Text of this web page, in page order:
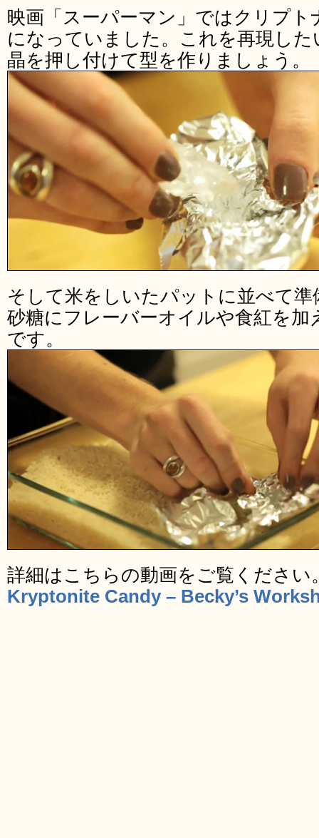
映画「スーパーマン」ではクリプ
になっていました。これを再現し
晶を押し付けて型を作りましょう。
そして米をしいたパットに並べて
砂糖にフレーバーオイルや食紅を
です。
詳細はこちらの動画をご覧ください
Kryptonite Candy – Becky’s